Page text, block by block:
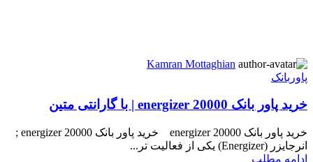
Kamran Mottaghian
پاوربانک
خرید پاور بانک energizer 20000 | با گارانتی متین
خرید پاور بانک energizer 20000 خرید پاور بانک energizer 20000 ;
انرجایزر (Energizer) یکی از فعالیت تر...
ادامه مطلب